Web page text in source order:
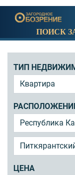
ПОИСК
ТИП
ЦЕНА